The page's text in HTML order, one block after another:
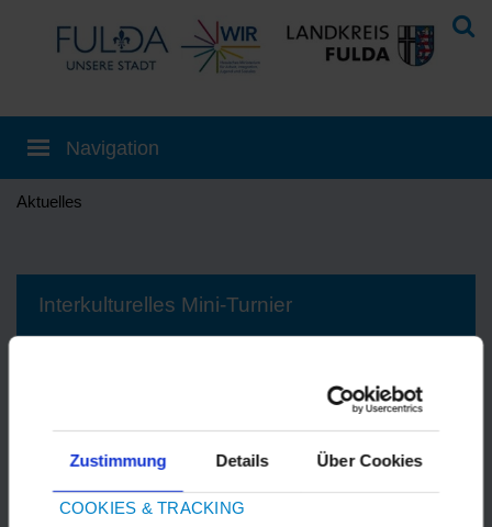
Zustimmung Details Über Cookies
COOKIES & TRACKING
Aktuelles
Interkulturelles Mini-Turnier
Foto: Bernhard Vey
Sport-Coaches ein interkulturelles
Kinder-Fußballturnier veranstaltet.